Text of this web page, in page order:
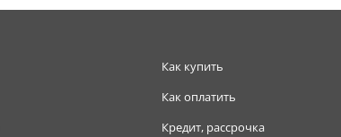
Как купить
Как оплатить
Кредит, рассрочка